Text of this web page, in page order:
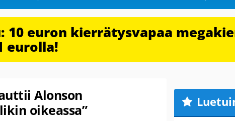
10 euron kierrätysvapaa
eurolla!
Alonson
oikeassa”